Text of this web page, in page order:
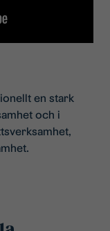
en stark
och i